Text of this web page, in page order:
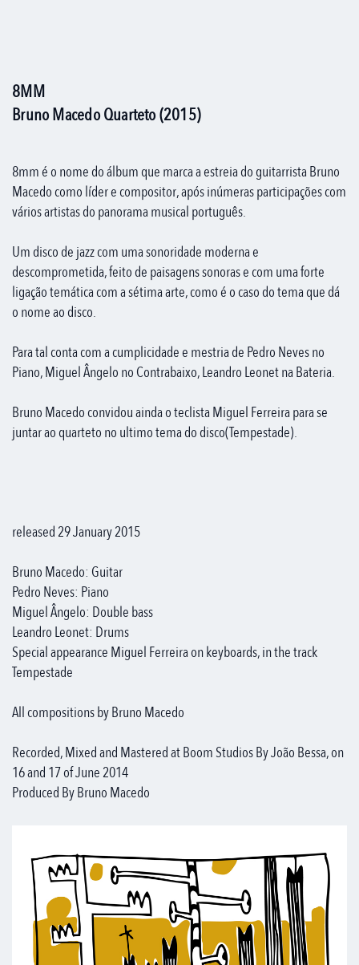
8MM
Bruno Macedo Quarteto (2015)
8mm é o nome do álbum que marca a estreia do guitarrista Bruno
Macedo como líder e compositor, após inúmeras participações com
vários artistas do panorama musical português.
Um disco de jazz com uma sonoridade moderna e
descomprometida, feito de paisagens sonoras e com uma forte
ligação temática com a sétima arte, como é o caso do tema que dá
o nome ao disco.
Para tal conta com a cumplicidade e mestria de Pedro Neves no
Piano, Miguel Ângelo no Contrabaixo, Leandro Leonet na Bateria.
Bruno Macedo convidou ainda o teclista Miguel Ferreira para se
juntar ao quarteto no ultimo tema do disco(Tempestade).
released 29 January 2015
Bruno Macedo: Guitar
Pedro Neves: Piano
Miguel Ângelo: Double bass
Leandro Leonet: Drums
Special appearance Miguel Ferreira on keyboards, in the track
Tempestade
All compositions by Bruno Macedo
Recorded, Mixed and Mastered at Boom Studios By João Bessa, on
16 and 17 of June 2014
Produced By Bruno Macedo